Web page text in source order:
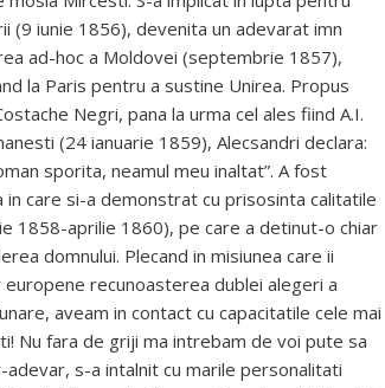
(9 iunie 1856), devenita un adevarat imn
ad-hoc a Moldovei (septembrie 1857),
la Paris pentru a sustine Unirea. Propus
Negri, pana la urma cel ales fiind A.I.
(24 ianuarie 1859), Alecsandri declara:
sporita, neamul meu inaltat”. A fost
care si-a demonstrat cu prisosinta calitatile
1858-aprilie 1860), pe care a detinut-o chiar
domnului. Plecand in misiunea care ii
recunoasterea dublei alegeri a
aveam in contact cu capacitatile cele mai
Nu fara de griji ma intrebam de voi pute sa
adevar, s-a intalnit cu marile personalitati